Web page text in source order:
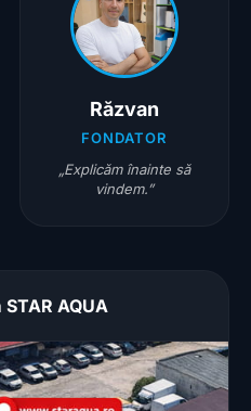
Răzvan
FONDATOR
„Explicăm înainte să
vindem.”
AQUA